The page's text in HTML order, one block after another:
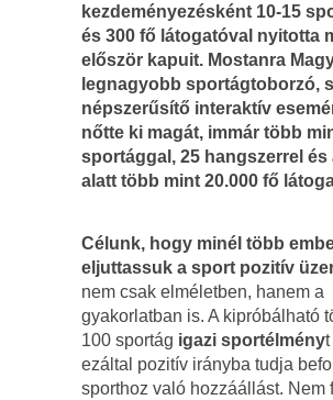
kezdeményezésként 10-15
és 300 fő látogatóval nyitotta
először kapuit. Mostanra
legnagyobb sportágtoborzó,
népszerűsítő interaktív
nőtte ki magát, immár több
sportággal, 25 hangszerrel és
alatt több mint 20.000 fő
Célunk, hogy minél több
eljuttassuk a sport pozitív
nem csak elméletben, hanem a
gyakorlatban is. A kipróbálható
100 sportág igazi sportélményt
ezáltal pozitív irányba tudja
sporthoz való hozzáállást. Nem